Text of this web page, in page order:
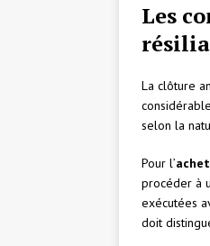
Les
La clôture
selon la
Pour l’
procéder à
exécutées
doit